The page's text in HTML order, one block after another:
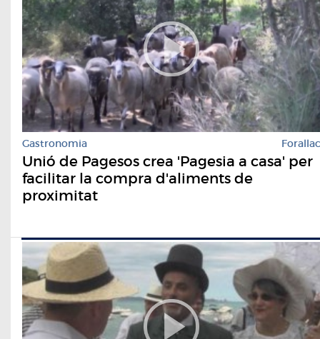
Gastronomia Forallac
Unió de Pagesos crea 'Pagesia a casa' per
facilitar la compra d'aliments de
proximitat